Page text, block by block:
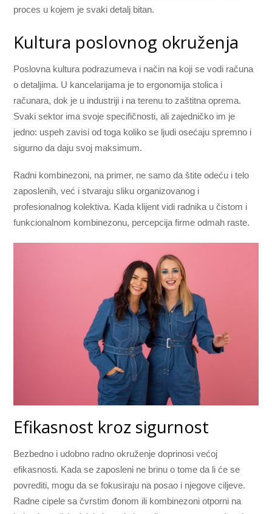
proces u kojem je svaki detalj bitan.
Kultura poslovnog okruženja
Poslovna kultura podrazumeva i način na koji se vodi računa
o detaljima. U kancelarijama je to ergonomija stolica i
računara, dok je u industriji i na terenu to zaštitna oprema.
Svaki sektor ima svoje specifičnosti, ali zajedničko im je
jedno: uspeh zavisi od toga koliko se ljudi osećaju spremno i
sigurno da daju svoj maksimum.
Radni kombinezoni, na primer, ne samo da štite odeću i telo
zaposlenih, već i stvaraju sliku organizovanog i
profesionalnog kolektiva. Kada klijent vidi radnika u čistom i
funkcionalnom kombinezonu, percepcija firme odmah raste.
Efikasnost kroz sigurnost
Bezbedno i udobno radno okruženje doprinosi većoj
efikasnosti. Kada se zaposleni ne brinu o tome da li će se
povrediti, mogu da se fokusiraju na posao i njegove ciljeve.
Radne cipele sa čvrstim đonom ili kombinezoni otporni na